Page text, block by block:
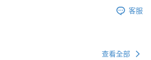
客服
查看全部